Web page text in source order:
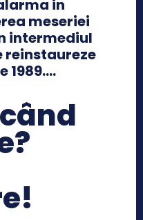
in
meseriei
intermediul
reinstaureze
1989….